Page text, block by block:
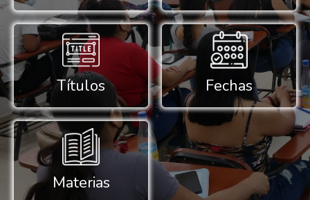
Títulos Fechas
Materias